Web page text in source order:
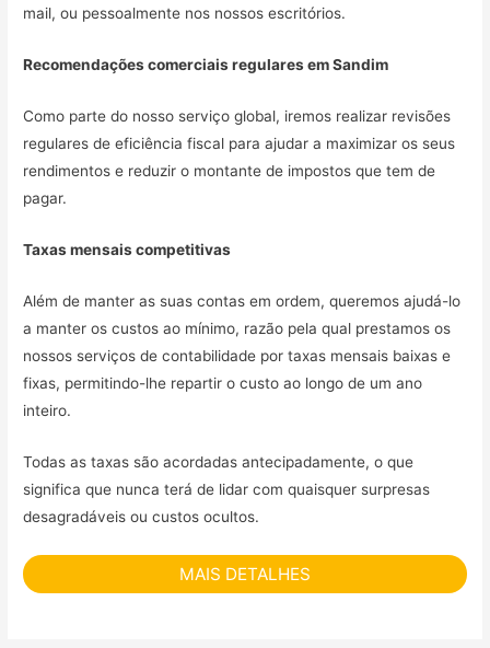
mail, ou pessoalmente nos nossos escritórios.
Recomendações comerciais regulares emSandim
Como parte do nosso serviço global, iremos realizar revisões
regulares de eficiência fiscal para ajudar a maximizar os seus
rendimentos e reduzir o montante de impostos que tem de
pagar.
Taxas mensais competitivas
Além de manter as suas contas em ordem, queremos ajudá-lo
a manter os custos ao mínimo, razão pela qual prestamos os
nossos serviços de contabilidade por taxas mensais baixas e
fixas, permitindo-lhe repartir o custo ao longo de um ano
inteiro.
Todas as taxas são acordadas antecipadamente, o que
significa que nunca terá de lidar com quaisquer surpresas
desagradáveis ou custos ocultos.
MAIS DETALHES